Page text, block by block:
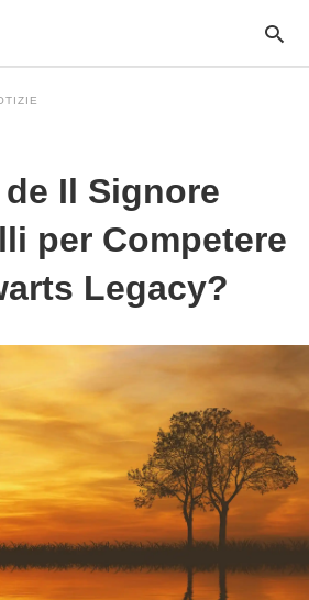
Il Signore
per Competere
Legacy?